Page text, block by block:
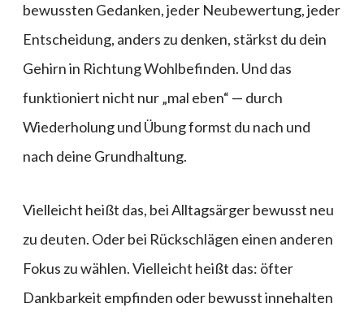
bewussten Gedanken, jeder Neubewertung, jeder
Entscheidung, anders zu denken, stärkst du dein
Gehirn in Richtung Wohlbefinden. Und das
funktioniert nicht nur „mal eben“ — durch
Wiederholung und Übung formst du nach und
nach deine Grundhaltung.
Vielleicht heißt das, bei Alltagsärger bewusst neu
zu deuten. Oder bei Rückschlägen einen anderen
Fokus zu wählen. Vielleicht heißt das: öfter
Dankbarkeit empfinden oder bewusst innehalten